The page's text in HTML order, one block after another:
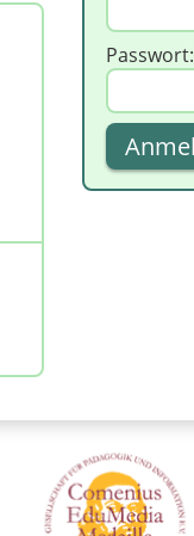
Passwort: